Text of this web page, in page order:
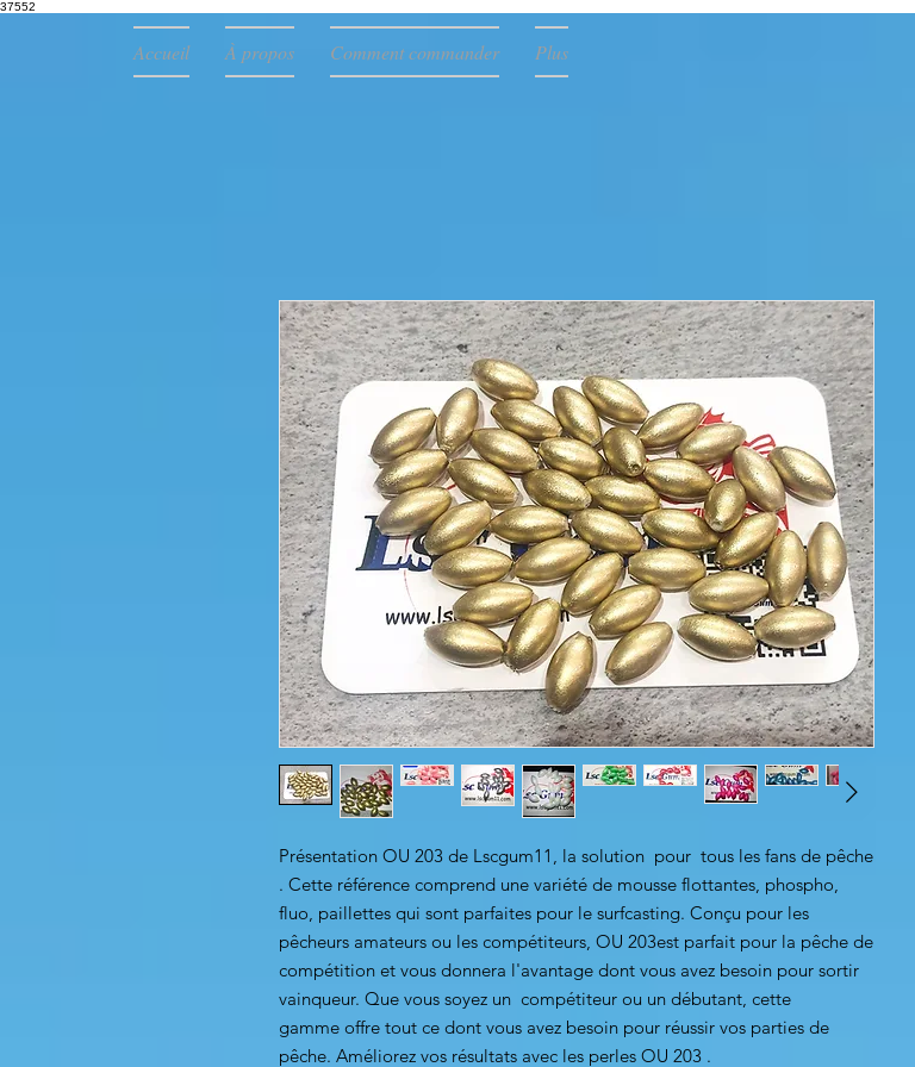
37552
Accueil À propos Comment commander Plus
Présentation OU 203 de Lscgum11, la solution pour tous les fans de pêche
. Cette référence comprend une variété de mousse flottantes, phospho,
fluo, paillettes qui sont parfaites pour le surfcasting. Conçu pour les
pêcheurs amateurs ou les compétiteurs, OU 203est parfait pour la pêche de
compétition et vous donnera l'avantage dont vous avez besoin pour sortir
vainqueur. Que vous soyez un compétiteur ou un débutant, cette
gamme offre tout ce dont vous avez besoin pour réussir vos parties de
pêche. Améliorez vos résultats avec les perles OU 203 .